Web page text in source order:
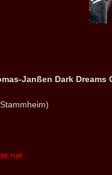
Janßen Dark Dreams